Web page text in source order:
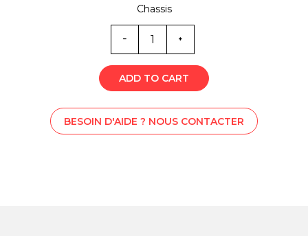
Chassis
Quantité
ST0-
6264V
ADD TO CART
BESOIN D'AIDE ? NOUS CONTACTER